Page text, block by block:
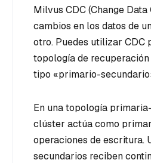
Milvus CDC (Change
cambios en los datos de
otro. Puedes utilizar CDC
topología de
tipo «primario-
En una topología
clúster actúa como
operaciones de escritura.
secundarios reciben